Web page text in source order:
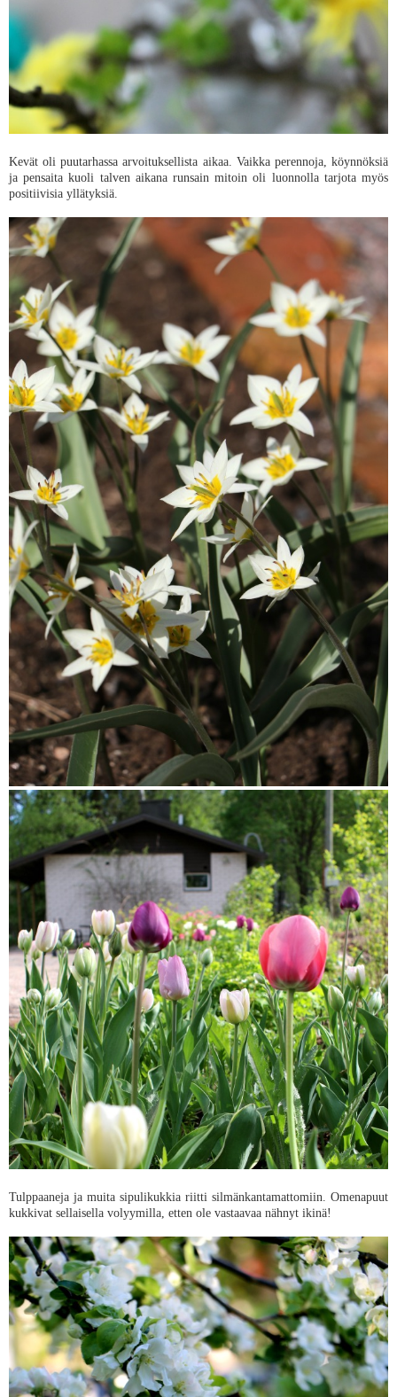
Kevät oli puutarhassa arvoituksellista aikaa. Vaikka perennoja, köynnöksiä
ja pensaita kuoli talven aikana runsain mitoin oli luonnolla tarjota myös
positiivisia yllätyksiä.
Tulppaaneja ja muita sipulikukkia riitti silmänkantamattomiin. Omenapuut
kukkivat sellaisella volyymilla, etten ole vastaavaa nähnyt ikinä!